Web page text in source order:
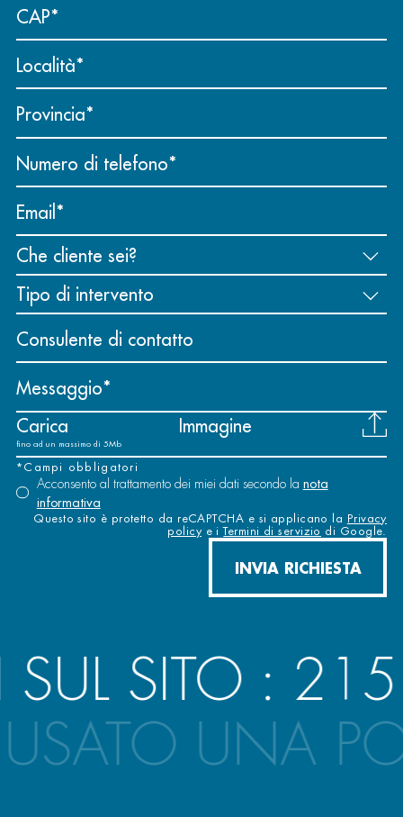
CAP
Località
Provincia
Numero di telefono
Email
Consulente di contatto
Messaggio
Carica
Immagine
fino ad un massimo di 5Mb
*Campi obbligatori
Acconsento al trattamento dei miei dati secondo la nota
informativa
Questo sito è protetto da reCAPTCHA e si applicano la Privacy
policye iTermini di servizio di Google.
INVIA RICHIESTA
SITO : 2153
UNA